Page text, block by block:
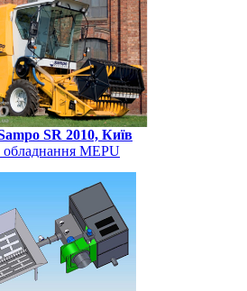
SR 2010, Київ
MEPU